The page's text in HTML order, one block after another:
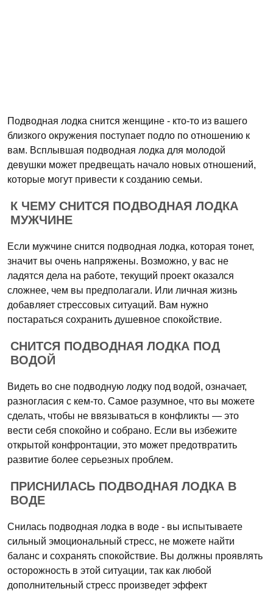
Подводная лодка снится женщине - кто-то из вашего
близкого окружения поступает подло по отношению к
вам. Всплывшая подводная лодка для молодой
девушки может предвещать начало новых отношений,
которые могут привести к созданию семьи.
К ЧЕМУ СНИТСЯ ПОДВОДНАЯ ЛОДКА
МУЖЧИНЕ
Если мужчине снится подводная лодка, которая тонет,
значит вы очень напряжены. Возможно, у вас не
ладятся дела на работе, текущий проект оказался
сложнее, чем вы предполагали. Или личная жизнь
добавляет стрессовых ситуаций. Вам нужно
постараться сохранить душевное спокойствие.
СНИТСЯ ПОДВОДНАЯ ЛОДКА ПОД
ВОДОЙ
Видеть во сне подводную лодку под водой, означает,
разногласия с кем-то. Самое разумное, что вы можете
сделать, чтобы не ввязываться в конфликты — это
вести себя спокойно и собрано. Если вы избежите
открытой конфронтации, это может предотвратить
развитие более серьезных проблем.
ПРИСНИЛАСЬ ПОДВОДНАЯ ЛОДКА В
ВОДЕ
Снилась подводная лодка в воде - вы испытываете
сильный эмоциональный стресс, не можете найти
баланс и сохранять спокойствие. Вы должны проявлять
осторожность в этой ситуации, так как любой
дополнительный стресс произведет эффект